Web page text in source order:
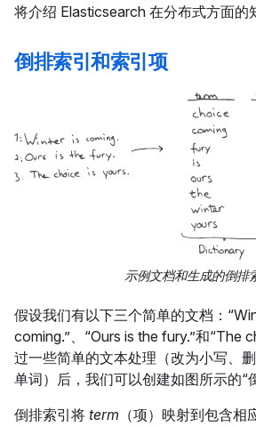
将介绍 Elasticsearch 在分布式方面的
倒排索引和索引项
示例文档和生成的倒排
假设我们有以下三个简单的文档：
coming.”、“Ours is the fury.”和“The
过一些简单的文本处理（改为小写、
单词）后，我们可以创建如图所示的“
倒排索引将 term （项）映射到包含